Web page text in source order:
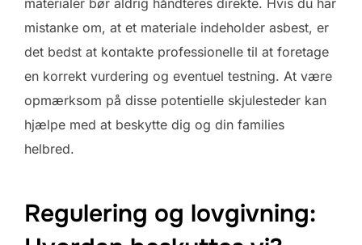
materialer bør aldrig håndteres direkte. Hvis du har
mistanke om, at et materiale indeholder asbest, er
det bedst at kontakte professionelle til at foretage
en korrekt vurdering og eventuel testning. At være
opmærksom på disse potentielle skjulesteder kan
hjælpe med at beskytte dig og din families
helbred.
Regulering og lovgivning: